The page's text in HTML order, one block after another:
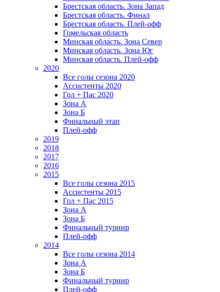
Брестская область. Зона Запад
Брестская область. Финал
Брестская область. Плей-офф
Гомельская область
Минская область. Зона Север
Минская область. Зона Юг
Минская область. Плей-офф
2020
Все голы сезона 2020
Ассистенты 2020
Гол + Пас 2020
Зона А
Зона Б
Финальный этап
Плей-офф
2019
2018
2017
2016
2015
Все голы сезона 2015
Ассистенты 2015
Гол + Пас 2015
Зона А
Зона Б
Финальный турнир
Плей-офф
2014
Все голы сезона 2014
Зона А
Зона Б
Финальный турнир
Плей-офф